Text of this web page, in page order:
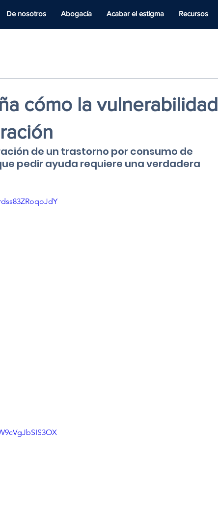
De nosotros Abogacía Acabar el estigma Recursos
cómo la vulnerabilidad
de un trastorno por consumo de
pedir ayuda requiere una verdadera